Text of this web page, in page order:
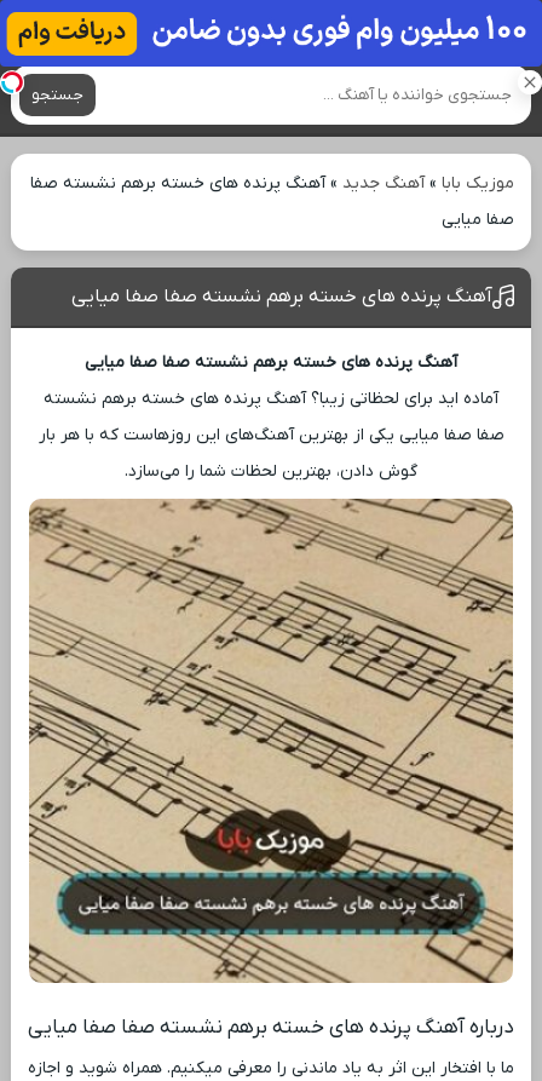
آهنگ های جدید
جستجو
موزیک بابا»آهنگ جدید »آهنگ پرنده های خسته برهم نشسته صفا
صفا میایی
آهنگ پرنده های خسته برهم نشسته صفا صفا میایی
آهنگ پرنده های خسته برهم نشسته صفا صفا میایی
آماده ‌اید برای لحظاتی زیبا؟ آهنگ پرنده های خسته برهم نشسته
صفا صفا میایی یکی از بهترین آهنگ‌های این روزهاست که با هر بار
گوش دادن، بهترین لحظات شما را می‌سازد.
درباره آهنگ پرنده های خسته برهم نشسته صفا صفا میایی
ما با افتخار این اثر به یاد ماندنی را معرفی میکنیم. همراه شوید و اجازه